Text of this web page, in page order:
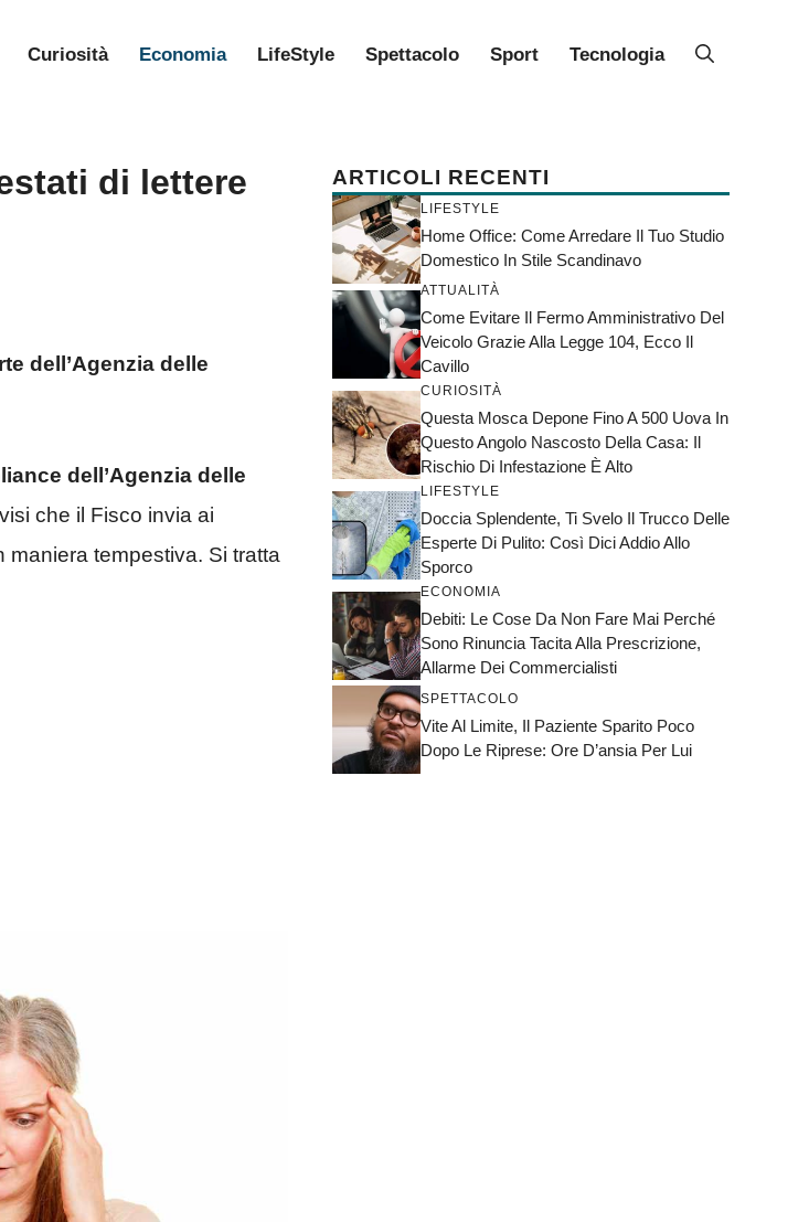
Curiosità Economia LifeStyle Spettacolo Sport Tecnologia
di lettere
dell’Agenzia delle
dell’Agenzia delle
che il Fisco invia ai
tempestiva. Si tratta
ARTICOLI RECENTI
LIFESTYLE
Home Office: Come Arredare Il Tuo Studio
Domestico In Stile Scandinavo
ATTUALITÀ
Come Evitare Il Fermo Amministrativo Del
Veicolo Grazie Alla Legge 104, Ecco Il
Cavillo
CURIOSITÀ
Questa Mosca Depone Fino A 500 Uova In
Questo Angolo Nascosto Della Casa: Il
Rischio Di Infestazione È Alto
LIFESTYLE
Doccia Splendente, Ti Svelo Il Trucco Delle
Esperte Di Pulito: Così Dici Addio Allo
Sporco
ECONOMIA
Debiti: Le Cose Da Non Fare Mai Perché
Sono Rinuncia Tacita Alla Prescrizione,
Allarme Dei Commercialisti
SPETTACOLO
Vite Al Limite, Il Paziente Sparito Poco
Dopo Le Riprese: Ore D’ansia Per Lui